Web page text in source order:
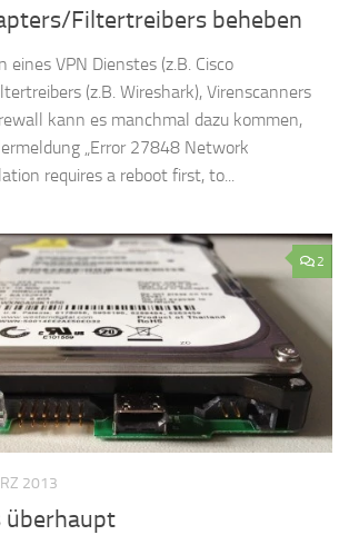
Filtertreibers beheben
eines VPN Dienstes (z.B. Cisco
(z.B. Wireshark), Virenscanners
kann es manchmal dazu kommen,
„Error 27848 Network
requires a reboot first, to...
2
2013
überhaupt